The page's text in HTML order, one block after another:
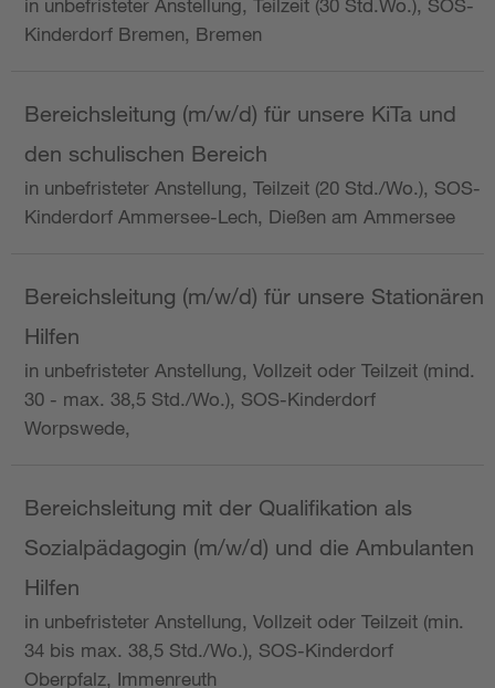
in unbefristeter Anstellung, Teilzeit (30 Std.Wo.), SOS-
Kinderdorf Bremen, Bremen
Bereichsleitung (m/w/d) für unsere KiTa und
den schulischen Bereich
in unbefristeter Anstellung, Teilzeit (20 Std./Wo.), SOS-
Kinderdorf Ammersee-Lech, Dießen am Ammersee
Bereichsleitung (m/w/d) für unsere Stationären
Hilfen
in unbefristeter Anstellung, Vollzeit oder Teilzeit (mind.
30 - max. 38,5 Std./Wo.), SOS-Kinderdorf
Worpswede,
Bereichsleitung mit der Qualifikation als
Sozialpädagogin (m/w/d) und die Ambulanten
Hilfen
in unbefristeter Anstellung, Vollzeit oder Teilzeit (min.
34 bis max. 38,5 Std./Wo.), SOS-Kinderdorf
Oberpfalz, Immenreuth